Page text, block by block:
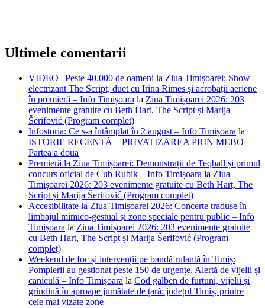
Ultimele comentarii
VIDEO | Peste 40.000 de oameni la Ziua Timișoarei: Show
electrizant The Script, duet cu Irina Rimes și acrobații aeriene
în premieră – Info Timișoara la Ziua Timișoarei 2026: 203
evenimente gratuite cu Beth Hart, The Script și Marija
Šerifović (Program complet)
Infostoria: Ce s-a întâmplat în 2 august – Info Timișoara la
ISTORIE RECENTĂ – PRIVATIZAREA PRIN MEBO –
Partea a doua
Premieră la Ziua Timișoarei: Demonstrații de Teqball și primul
concurs oficial de Cub Rubik – Info Timișoara la Ziua
Timișoarei 2026: 203 evenimente gratuite cu Beth Hart, The
Script și Marija Šerifović (Program complet)
Accesibilitate la Ziua Timișoarei 2026: Concerte traduse în
limbajul mimico-gestual și zone speciale pentru public – Info
Timișoara la Ziua Timișoarei 2026: 203 evenimente gratuite
cu Beth Hart, The Script și Marija Šerifović (Program
complet)
Weekend de foc și intervenții pe bandă rulantă în Timiș:
Pompierii au gestionat peste 150 de urgențe. Alertă de vijelii și
caniculă – Info Timișoara la Cod galben de furtuni, vijelii și
grindină în aproape jumătate de țară: județul Timiș, printre
cele mai vizate zone